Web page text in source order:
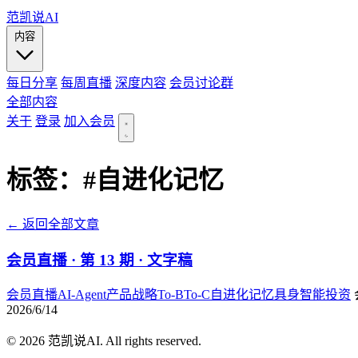
范凯说AI
每日分享 每周直播 深度内容 会员讨论群
全部内容
关于 登录 加入会员
标签： #自进化记忆
← 返回全部文章
会员直播 · 第 13 期 · 文字稿
会员直播AI-Agent产品战略To-BTo-C自进化记忆具身智能投资
2026/6/14
© 2026 范凯说AI. All rights reserved.